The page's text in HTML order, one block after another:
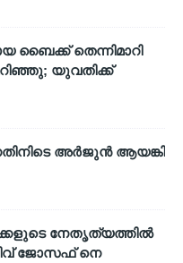
ബൈക്ക് തെന്നിമാറി
യുവതിക്ക്
അര്‍ജുന്‍ ആയങ്കി
നേതൃത്യത്തിൽ
ജോസഫ് നെ